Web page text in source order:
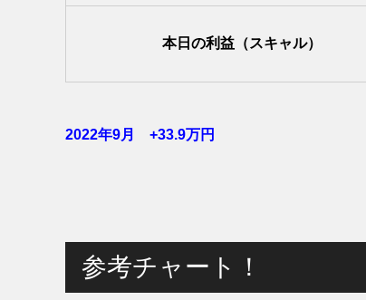
本日の利益（スキャル）
2022年9月 +33.9万円
参考チャート！